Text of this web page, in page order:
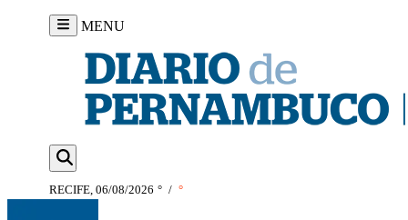
MENU
RECIFE, 06/08/2026 ° / °